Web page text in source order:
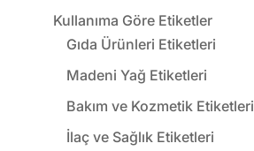
Kullanıma Göre Etiketler
Gıda Ürünleri Etiketleri
Madeni Yağ Etiketleri
Bakım ve Kozmetik Etiketleri
İlaç ve Sağlık Etiketleri